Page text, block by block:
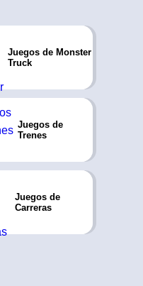
Juegos de Monster
Truck
Juegos de
Trenes
Juegos de
Carreras